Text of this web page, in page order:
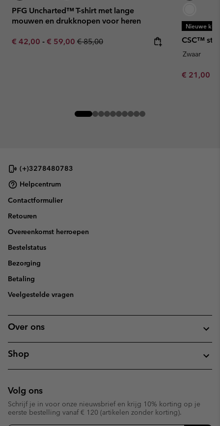
PFG Uncharted™ T-shirt met lange
mouwen en drukknopen voor heren
Minimum sale price:
€ 42,00 - Maximum sale price:
€ 59,00 Regular price:
€ 85,00
Nieuwe
CSC™
Zwaar
Minimum
€ 21,00
(+)3278480783
Helpcentrum
Contactformulier
Retouren
Overeenkomst herroepen
Bestelstatus
Bezorging
Betaling
Veelgestelde vragen
Over ons
Shop
Volg ons
Schrijf je in voor onze nieuwsbrief en krijg 10% korting op je
eerste bestelling vanaf € 120 (artikelen zonder korting).